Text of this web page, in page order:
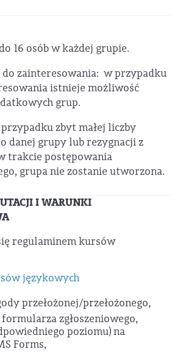
16 osób w każdej grupie.
zainteresowania: w przypadku
istnieje możliwość
grup.
zbyt małej liczby
danej grupy lub rezygnacji z
trakcie postępowania
grupa nie zostanie utworzona.
I WARUNKI
regulaminem kursów
językowych
przełożonej/przełożonego,
zgłoszeniowego,
poziomu) na
Forms,